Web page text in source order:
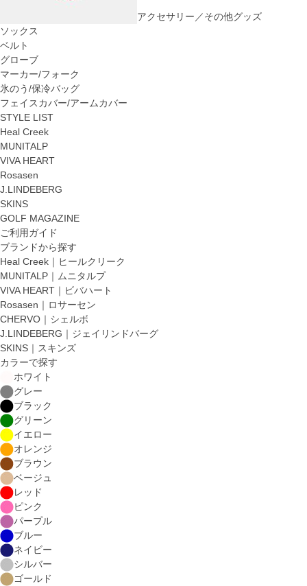
アクセサリー／その他グッズ
ソックス
ベルト
グローブ
マーカー/フォーク
氷のう/保冷バッグ
フェイスカバー/アームカバー
STYLE LIST
Heal Creek
MUNITALP
VIVA HEART
Rosasen
J.LINDEBERG
SKINS
GOLF MAGAZINE
ご利用ガイド
ブランドから探す
Heal Creek｜ヒールクリーク
MUNITALP｜ムニタルプ
VIVA HEART｜ビバハート
Rosasen｜ロサーセン
CHERVO｜シェルボ
J.LINDEBERG｜ジェイリンドバーグ
SKINS｜スキンズ
カラーで探す
ホワイト
グレー
ブラック
グリーン
イエロー
オレンジ
ブラウン
ベージュ
レッド
ピンク
パープル
ブルー
ネイビー
シルバー
ゴールド